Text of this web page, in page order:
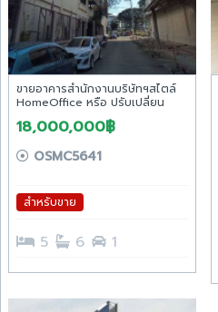
ขายอาคารสำนักงานบริษัทฯสไตล์
HomeOffice หรือ ปรับเปลี่ยน
โรงเรียนสอนภาษา สถานบันศึกษา
ต่างๆได้หลากหลายอย่าง
18,000,000฿
OSMC5641
สำหรับขาย
5 6 1